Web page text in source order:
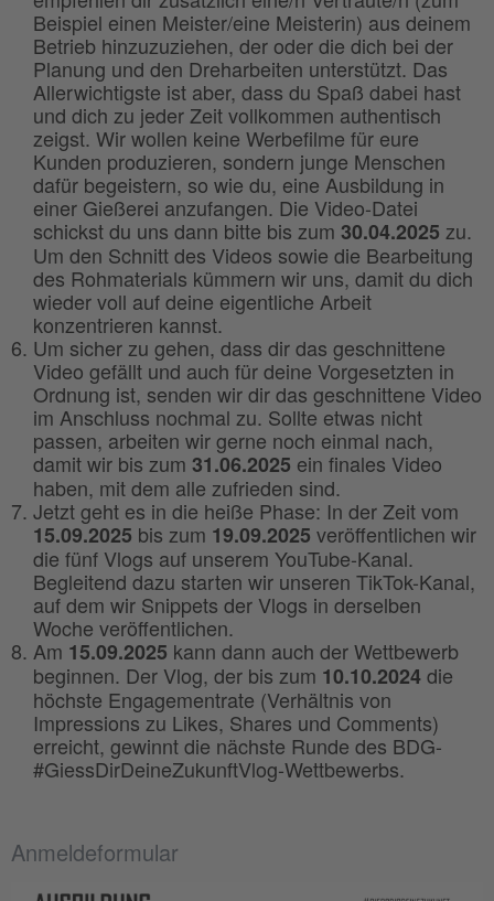
Beispiel einen Meister/eine Meisterin) aus deinem
Betrieb hinzuzuziehen, der oder die dich bei der
Planung und den Dreharbeiten unterstützt. Das
Allerwichtigste ist aber, dass du Spaß dabei hast
und dich zu jeder Zeit vollkommen authentisch
zeigst. Wir wollen keine Werbefilme für eure
Kunden produzieren, sondern junge Menschen
dafür begeistern, so wie du, eine Ausbildung in
einer Gießerei anzufangen. Die Video-Datei
schickst du uns dann bitte bis zum 30.04.2025 zu.
Um den Schnitt des Videos sowie die Bearbeitung
des Rohmaterials kümmern wir uns, damit du dich
wieder voll auf deine eigentliche Arbeit
konzentrieren kannst.
Um sicher zu gehen, dass dir das geschnittene
Video gefällt und auch für deine Vorgesetzten in
Ordnung ist, senden wir dir das geschnittene Video
im Anschluss nochmal zu. Sollte etwas nicht
passen, arbeiten wir gerne noch einmal nach,
damit wir bis zum 31.06.2025 ein finales Video
haben, mit dem alle zufrieden sind.
Jetzt geht es in die heiße Phase: In der Zeit vom
15.09.2025 bis zum 19.09.2025 veröffentlichen wir
die fünf Vlogs auf unserem YouTube-Kanal.
Begleitend dazu starten wir unseren TikTok-Kanal,
auf dem wir Snippets der Vlogs in derselben
Woche veröffentlichen.
Am 15.09.2025 kann dann auch der Wettbewerb
beginnen. Der Vlog, der bis zum 10.10.2024die
höchste Engagementrate (Verhältnis von
Impressions zu Likes, Shares und Comments)
erreicht, gewinnt die nächste Runde des BDG-
#GiessDirDeineZukunftVlog-Wettbewerbs.
Anmeldeformular